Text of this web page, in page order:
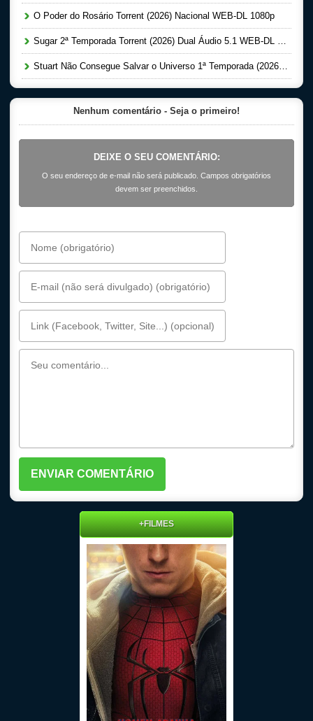
O Poder do Rosário Torrent (2026) Nacional WEB-DL 1080p
Sugar 2ª Temporada Torrent (2026) Dual Áudio 5.1 WEB-DL 1080p
Stuart Não Consegue Salvar o Universo 1ª Temporada (2026) Dual Áudio 5.1 WEB-DL 1080p
Nenhum comentário - Seja o primeiro!
DEIXE O SEU COMENTÁRIO:
O seu endereço de e-mail não será publicado. Campos obrigatórios
devem ser preenchidos.
+FILMES